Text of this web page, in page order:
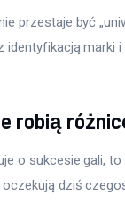
przestaje być
identyfikacją marki
robią
o sukcesie gali,
dziś